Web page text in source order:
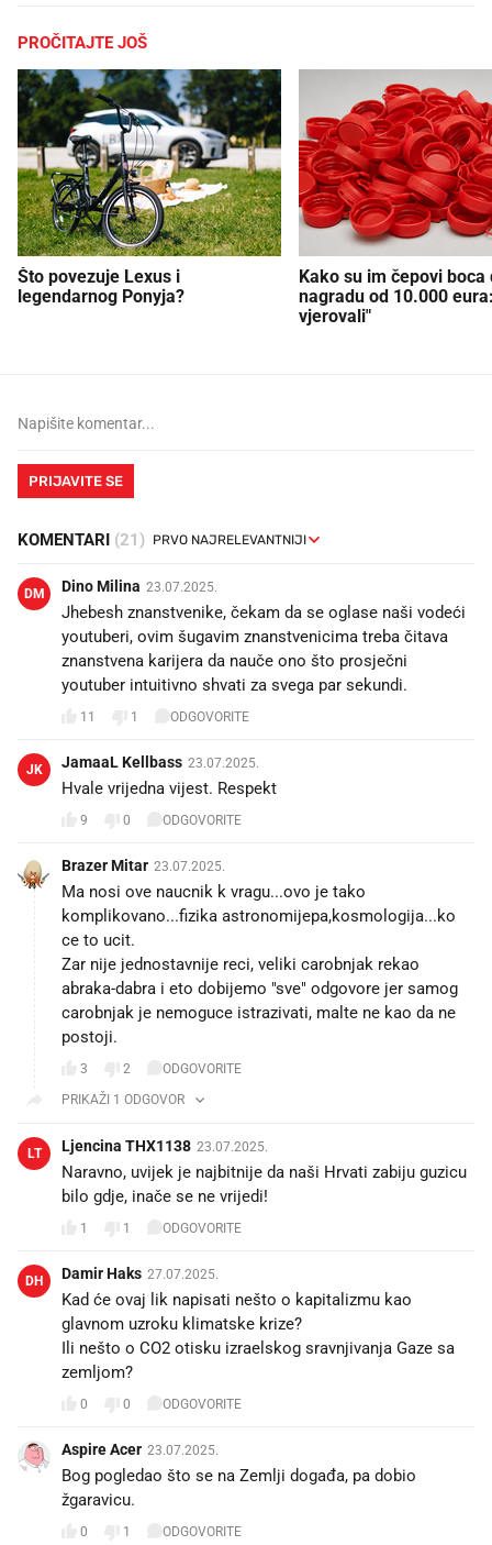
PROČITAJTE JOŠ
Što povezuje Lexus i
legendarnog Ponyja?
Kako su im čepovi boca
nagradu od 10.000
vjerovali"
PRIJAVITE SE
KOMENTARI (21)
DM Dino Milina 23.07.2025.
Jhebesh znanstvenike, čekam da se oglase naši vodeći
youtuberi, ovim šugavim znanstvenicima treba čitava
znanstvena karijera da nauče ono što prosječni
youtuber intuitivno shvati za svega par sekundi.
11 1 ODGOVORITE
JK JamaaL Kellbass 23.07.2025.
Hvale vrijedna vijest. Respekt
9 0 ODGOVORITE
Brazer Mitar 23.07.2025.
Ma nosi ove naucnik k vragu...ovo je tako
komplikovano...fizika astronomijepa,kosmologija...ko
ce to ucit.
Zar nije jednostavnije reci, veliki carobnjak rekao
abraka-dabra i eto dobijemo "sve" odgovore jer samog
carobnjak je nemoguce istrazivati, malte ne kao da ne
postoji.
3 2
ODGOVORITE
PRIKAŽI 1 ODGOVOR
LT Ljencina THX1138 23.07.2025.
Naravno, uvijek je najbitnije da naši Hrvati zabiju guzicu
bilo gdje, inače se ne vrijedi!☝️
1 1 ODGOVORITE
DH Damir Haks 27.07.2025.
Kad će ovaj lik napisati nešto o kapitalizmu kao
glavnom uzroku klimatske krize?
Ili nešto o CO2 otisku izraelskog sravnjivanja Gaze sa
zemljom?
0 0 ODGOVORITE
Aspire Acer 23.07.2025.
Bog pogledao što se na Zemlji događa, pa dobio
žgaravicu.
0 1 ODGOVORITE